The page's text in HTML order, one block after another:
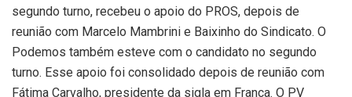
segundo turno, recebeu o apoio do PROS, depois de
reunião com Marcelo Mambrini e Baixinho do Sindicato. O
Podemos também esteve com o candidato no segundo
turno. Esse apoio foi consolidado depois de reunião com
Fátima Carvalho, presidente da sigla em Franca. O PV